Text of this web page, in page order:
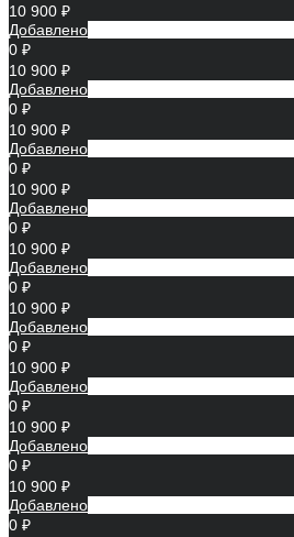
10 900 ₽
Добавлено
0 ₽
10 900 ₽
Добавлено
0 ₽
10 900 ₽
Добавлено
0 ₽
10 900 ₽
Добавлено
0 ₽
10 900 ₽
Добавлено
0 ₽
10 900 ₽
Добавлено
0 ₽
10 900 ₽
Добавлено
0 ₽
10 900 ₽
Добавлено
0 ₽
10 900 ₽
Добавлено
0 ₽